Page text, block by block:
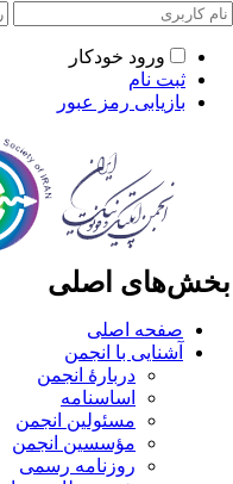
ورود خودکار
ثبت نام
بازیابی رمز عبور
اصلی
صفحه اصلی
آشنایی با انجمن
دربارۀ انجمن
اساسنامه
مسئولین انجمن
مؤسسین انجمن
روزنامه رسمی